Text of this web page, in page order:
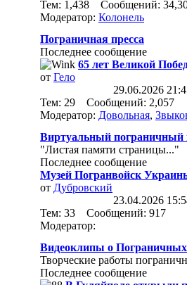
Тем: 1,438 Сообщений:
Модератор: Колонель
Пограничная пресса
Последнее сообщение
65 лет Великой
от Гело
29.06.2026
Тем: 29 Сообщений: 2,057
Модератор: Довольная,
Виртуальный пограничный
"Листая памяти страницы..."
Последнее сообщение
Музей Погранвойск
от Дубровский
23.04.2026
Тем: 33 Сообщений: 917
Модератор:
Видеоклипы о Пограничных
Творческие работы
Последнее сообщение